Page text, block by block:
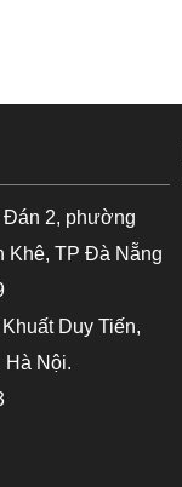
Đán 2, phường
Khê, TP Đà Nẵng
Duy Tiến,
Hà Nội.